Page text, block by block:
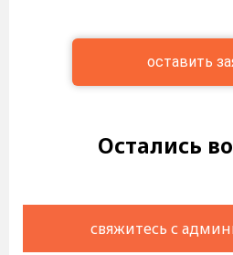
оставить
Остались
свяжитесь с